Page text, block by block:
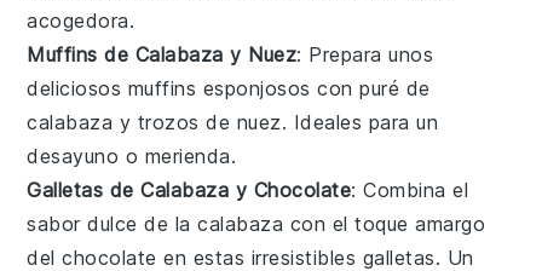
acogedora.
Muffins de Calabaza y Nuez: Prepara unos
deliciosos muffins esponjosos con puré de
calabaza y trozos de nuez. Ideales para un
desayuno o merienda.
Galletas de Calabaza y Chocolate: Combina el
sabor dulce de lacalabaza con el toque amargo
delchocolate en estas irresistibles galletas. Un